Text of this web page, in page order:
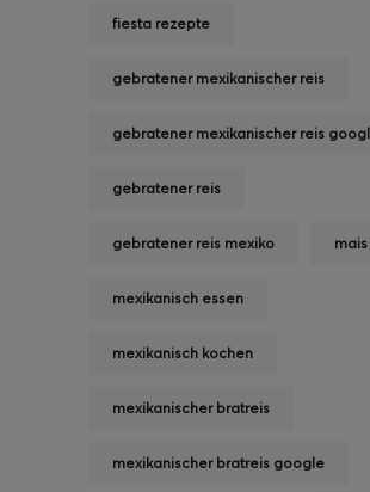
fiesta rezepte
gebratener mexikanischer reis
gebratener mexikanischer reis
gebratener reis
gebratener reis mexiko mais
mexikanisch essen
mexikanisch kochen
mexikanischer bratreis
mexikanischer bratreis google